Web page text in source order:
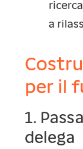
a
per il
1.
delega